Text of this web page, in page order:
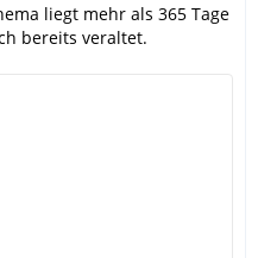
liegt mehr als 365 Tage
bereits veraltet.